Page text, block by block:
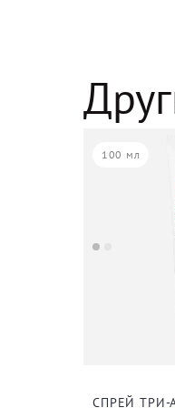
100 мл
СПРЕЙ ТРИ-